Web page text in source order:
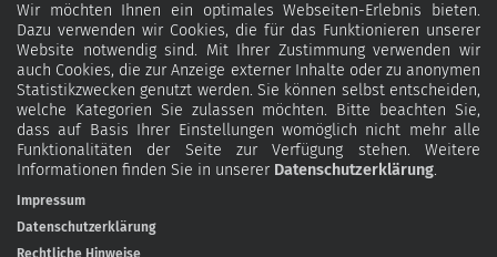
Wir möchten Ihnen ein optimales Webseiten-Erlebnis bieten.
Dazu verwenden wir Cookies, die für das Funktionieren unserer
Website notwendig sind. Mit Ihrer Zustimmung verwenden wir
auch Cookies, die zur Anzeige externer Inhalte oder zu anonymen
Statistikzwecken genutzt werden. Sie können selbst entscheiden,
welche Kategorien Sie zulassen möchten. Bitte beachten Sie,
dass auf Basis Ihrer Einstellungen womöglich nicht mehr alle
Funktionalitäten der Seite zur Verfügung stehen. Weitere
Informationen finden Sie in unserer Datenschutzerklärung.
Impressum
Datenschutzerklärung